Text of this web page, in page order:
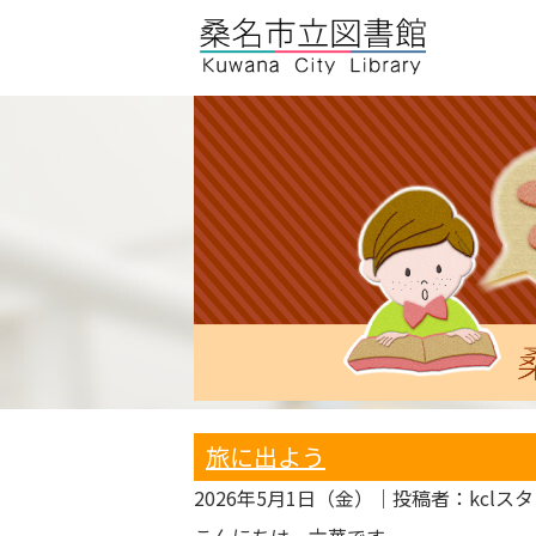
旅に出よう
2026年5月1日（金）
｜投稿者：kclス